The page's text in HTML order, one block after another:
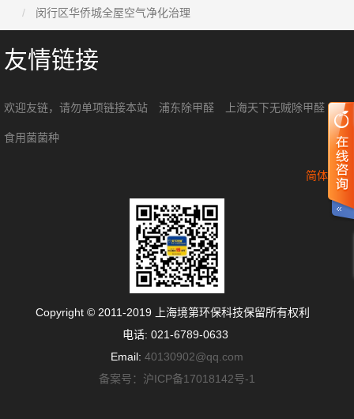
闵行区华侨城全屋空气净化治理
友情链接
欢迎友链，请勿单项链接本站 浦东除甲醛 上海天下无贼除甲醛
食用菌菌种
简体中文
Copyright © 2011-2019 上海境第环保科技保留所有权利
电话: 021-6789-0633
Email: 40130902@qq.com
备案号：沪ICP备17018142号-1